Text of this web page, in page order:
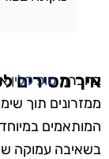
איך מסירים
בחברתטופ קלין
ממזרונים תוך
המותאמים במיוחד
בשאיבה עמוקה